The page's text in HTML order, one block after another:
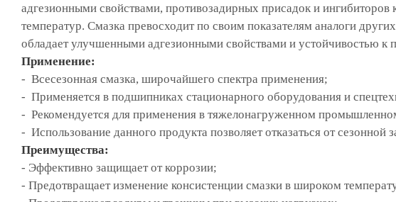
адгезионными свойствами, противозадирных присадок и ингибиторов
температур. Смазка превосходит по своим показателям аналоги других
обладаетулучшенными адгезионными свойствами и устойчивостью
Применение:
- Всесезонная смазка, широчайшего спектра применения;
- Применяется в подшипниках стационарного оборудования и
- Рекомендуется для применения в тяжелонагруженном
- Использование данного продукта позволяет отказаться от сезонной
Преимущества:
- Эффективно защищает от коррозии;
- Предотвращает изменение консистенции смазки в широком